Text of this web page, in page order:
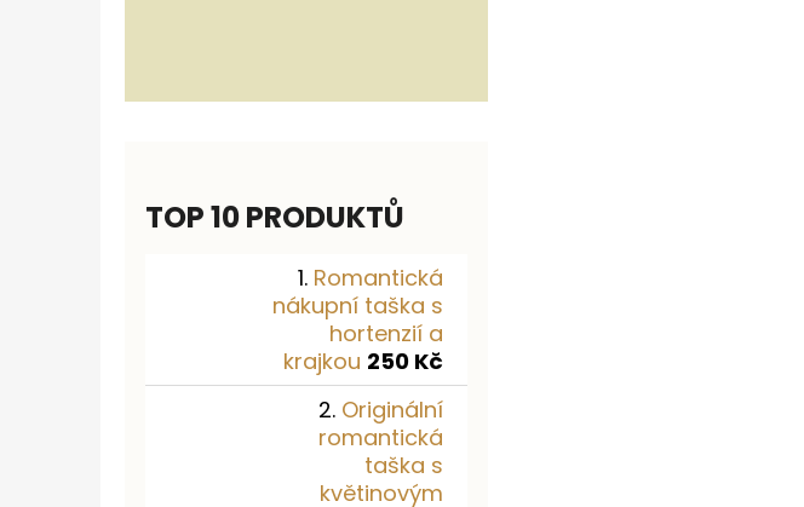
TOP 10 PRODUKTŮ
Romantická
nákupní taška s
hortenzií a
krajkou 250 Kč
Originální
romantická
taška s
květinovým